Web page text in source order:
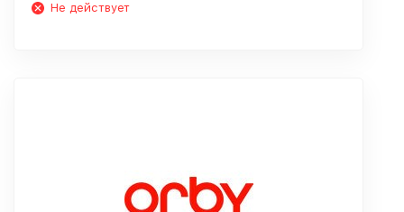
Не действует